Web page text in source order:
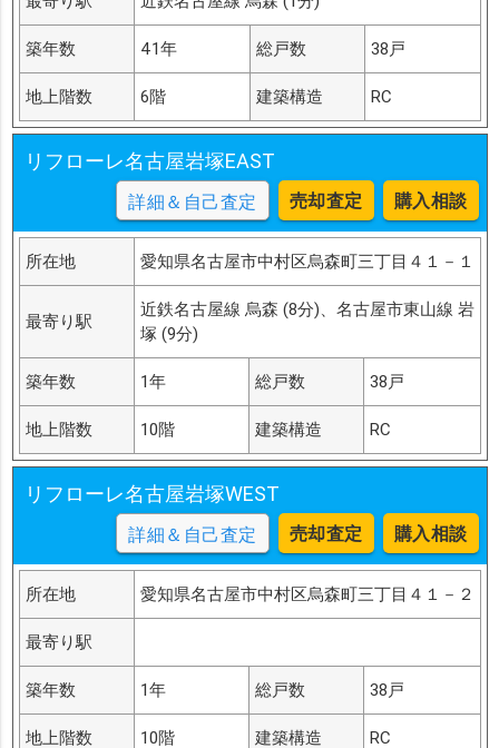
築年数 41年 総戸数 38戸
地上階数 6階 建築構造 RC
リフローレ名古屋岩塚EAST
詳細＆自己査定 売却査定 購入相談
所在地 愛知県名古屋市中村区烏森町三丁目４１－１
最寄り駅
近鉄名古屋線 烏森 (8分)、名古屋市東山線 岩
塚 (9分)
築年数 1年 総戸数 38戸
地上階数 10階 建築構造 RC
リフローレ名古屋岩塚WEST
詳細＆自己査定 売却査定 購入相談
所在地 愛知県名古屋市中村区烏森町三丁目４１－２
最寄り駅
築年数 1年 総戸数 38戸
地上階数 10階 建築構造 RC